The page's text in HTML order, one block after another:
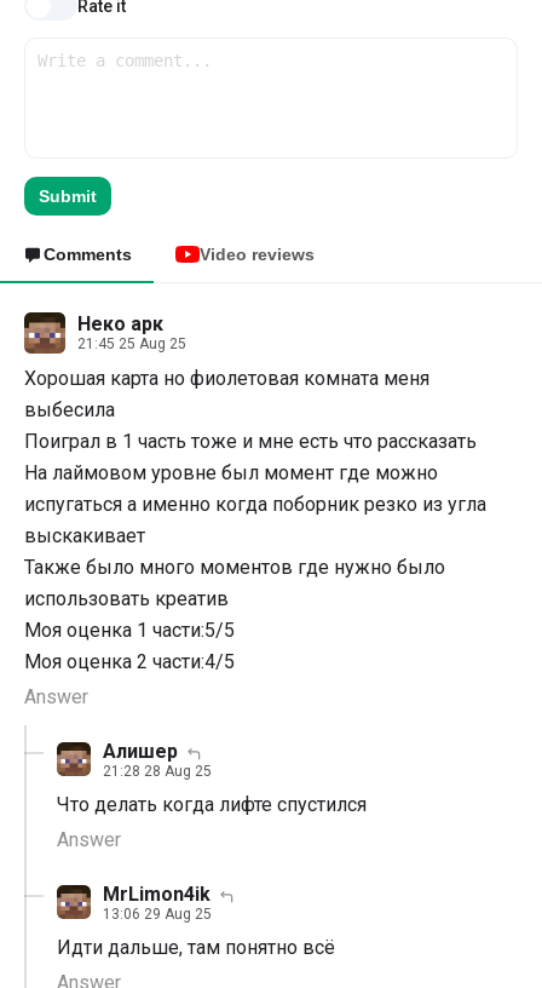
Rate it
Submit
Comments Video reviews
Неко арк
21:45 25 Aug 25
Хорошая карта но фиолетовая комната меня
выбесила
Поиграл в 1 часть тоже и мне есть что рассказать
На лаймовом уровне был момент где можно
испугаться а именно когда поборник резко из угла
выскакивает
Также было много моментов где нужно было
использовать креатив
Моя оценка 1 части:5/5
Моя оценка 2 части:4/5
Answer
Алишер
21:28 28 Aug 25
Что делать когда лифте спустился
Answer
MrLimon4ik
13:06 29 Aug 25
Идти дальше, там понятно всё
Answer